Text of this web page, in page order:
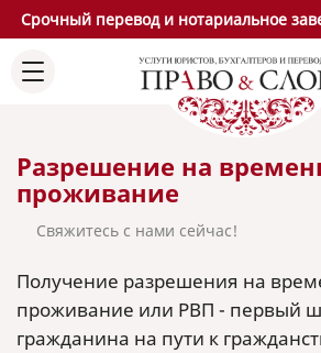
Срочный перевод и нотариальное
Разрешение на
проживание
Свяжитесь с нами сейчас!
Получение разрешения на
проживание или РВП - первый
гражданина на пути к